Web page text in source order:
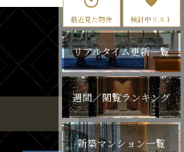
最近見た物件 検討中リスト
リアルタイム更新一覧
週間／閲覧ランキング
新築マンション一覧